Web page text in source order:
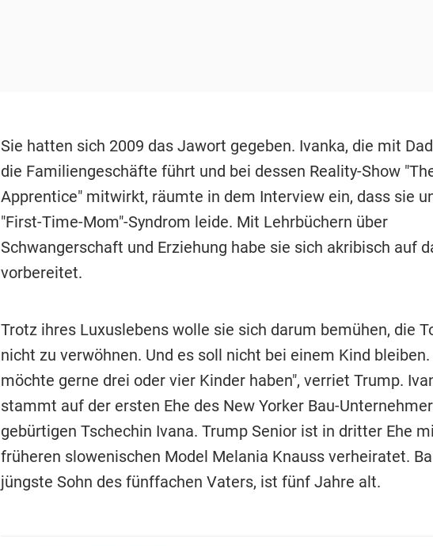
Sie hatten sich 2009 das Jawort gegeben. Ivanka, die mit
die Familiengeschäfte führt und bei dessen Reality-Show
Apprentice" mitwirkt, räumte in dem Interview ein, dass sie
"First-Time-Mom"-Syndrom leide. Mit Lehrbüchern über
Schwangerschaft und Erziehung habe sie sich akribisch auf
vorbereitet.
Trotz ihres Luxuslebens wolle sie sich darum bemühen, die
nicht zu verwöhnen. Und es soll nicht bei einem Kind bleiben.
möchte gerne drei oder vier Kinder haben", verriet Trump.
stammt auf der ersten Ehe des New Yorker Bau-
gebürtigen Tschechin Ivana. Trump Senior ist in dritter Ehe
früheren slowenischen Model Melania Knauss verheiratet.
jüngste Sohn des fünffachen Vaters, ist fünf Jahre alt.